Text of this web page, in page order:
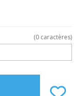
(0 caractères)